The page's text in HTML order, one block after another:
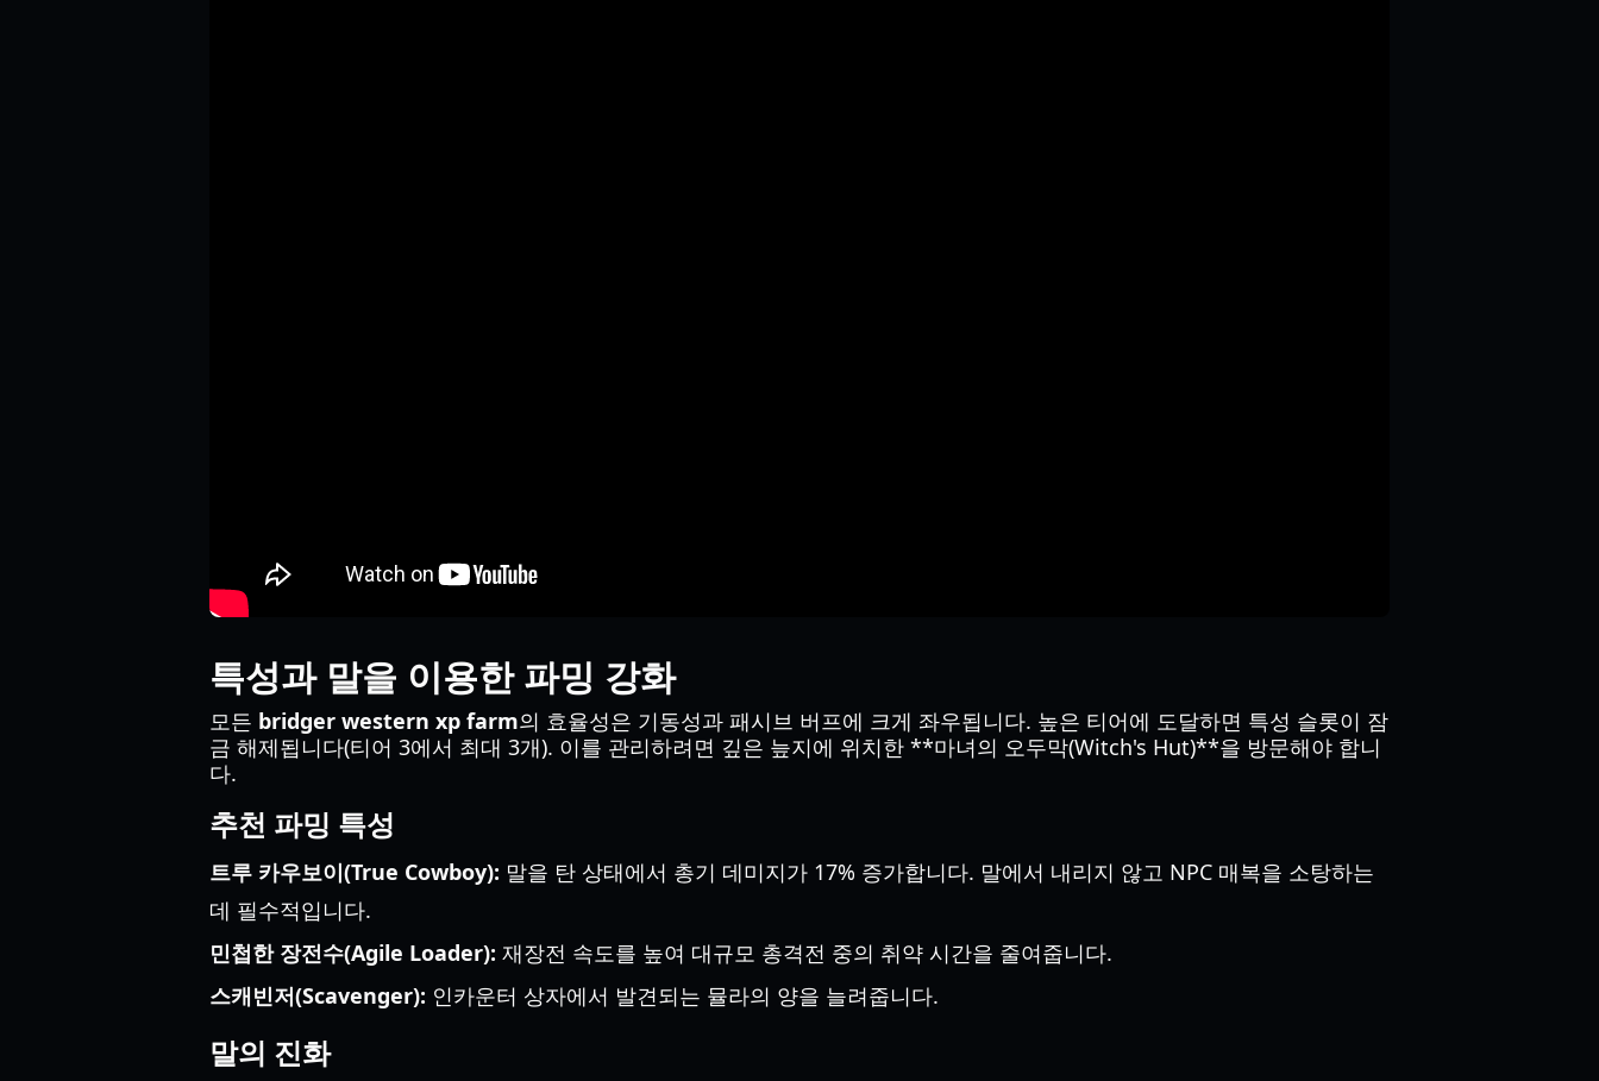
특성과 말을 이용한 파밍 강화
모든 bridger western xp farm의 효율성은 기동성과 패시브 버프에 크게 좌우됩니다. 높은 티어에 도달하면 특성 슬롯이 잠
금 해제됩니다(티어 3에서 최대 3개). 이를 관리하려면 깊은 늪지에 위치한 **마녀의 오두막(Witch's Hut)**을 방문해야 합니
다.
추천 파밍 특성
트루 카우보이(True Cowboy): 말을 탄 상태에서 총기 데미지가 17% 증가합니다. 말에서 내리지 않고 NPC 매복을 소탕하는
데 필수적입니다.
민첩한 장전수(Agile Loader): 재장전 속도를 높여 대규모 총격전 중의 취약 시간을 줄여줍니다.
스캐빈저(Scavenger): 인카운터 상자에서 발견되는 뮬라의 양을 늘려줍니다.
말의 진화